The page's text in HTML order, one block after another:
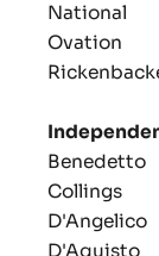
National
Ovation
Benedetto
Collings
D'Angelico
D'Aquisto